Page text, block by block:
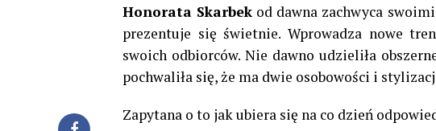
Honorata Skarbek od dawna zachwyca
prezentuje się świetnie. Wprowadza nowe
swoich odbiorców. Nie dawno udzieliła
pochwaliła się, że ma dwie osobowości i
Zapytana o to jak ubiera się na co dzień